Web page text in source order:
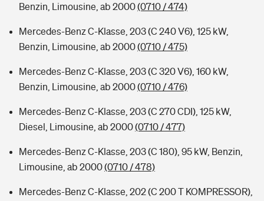
Benzin, Limousine, ab 2000(0710 / 474)
Mercedes-Benz C-Klasse, 203 (C 240 V6), 125 kW,
Benzin, Limousine, ab 2000(0710 / 475)
Mercedes-Benz C-Klasse, 203 (C 320 V6), 160 kW,
Benzin, Limousine, ab 2000(0710 / 476)
Mercedes-Benz C-Klasse, 203 (C 270 CDI), 125 kW,
Diesel, Limousine, ab 2000(0710 / 477)
Mercedes-Benz C-Klasse, 203 (C 180), 95 kW, Benzin,
Limousine, ab 2000(0710 / 478)
Mercedes-Benz C-Klasse, 202 (C 200 T KOMPRESSOR),